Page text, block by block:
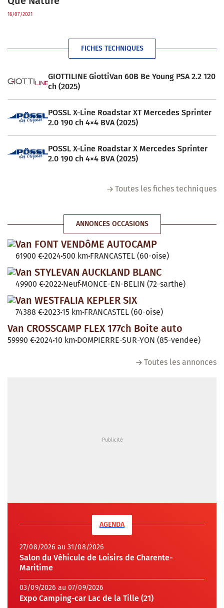
16/07/2021
FICHES TECHNIQUES
GIOTTILINE GiottiVan 60B Be Young PSA 2.2 120
ch (2025)
POSSL X-Line Roadstar XT Mercedes Sprinter
2.0 190 ch 4×4 BVA (2025)
POSSL X-Line Roadstar X Mercedes Sprinter
2.0 190 ch 4×4 BVA (2025)
Toutes les fiches techniques
ANNONCES OCCASIONS
Van FONT VENDôME AUTOCAMP
61900 €2024 500 km FRANCASTEL (60-oise)
Van STYLEVAN AUCKLAND BLANC
49900 €2022 Neuf MONCE-EN-BELIN (72-sarthe)
Van WESTFALIA KEPLER SIX
74388 €2023 15 km FRANCASTEL (60-oise)
Van CROSSCAMP FLEX 177ch Boite auto
59990 €2024 10 km DOMPIERRE-SUR-YON (85-vendee)
Toutes les annonces
AGENDA
27/08/2026 au 31/08/2026
Salon du Véhicule de Loisirs de Charente-
Maritime
03/09/2026 au 07/09/2026
Expo Camping-car Lac de la Tille (21)